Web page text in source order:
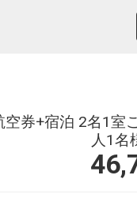
空券+宿泊 2名1室
人1名